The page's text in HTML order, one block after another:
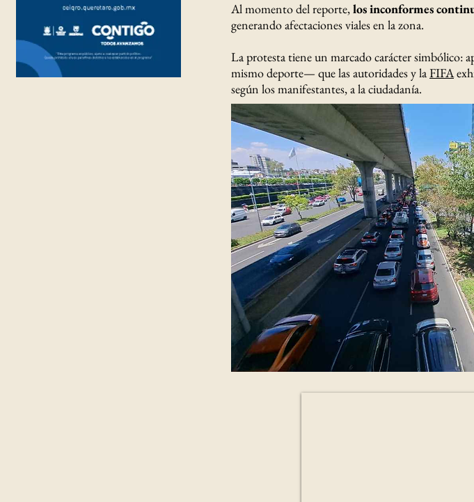
Al momento del reporte,los inconformes
generando afectaciones viales en la zona.
La protesta tiene un marcado carácter simbólico:
mismo deporte— que las autoridades y laFIFA
según los manifestantes, a la ciudadanía.